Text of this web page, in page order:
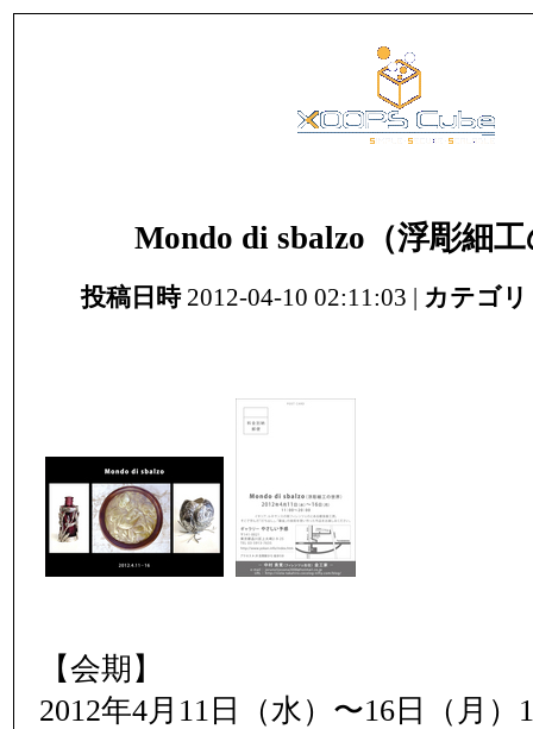
Mondo di sbalzo（浮彫細
投稿日時2012-04-10 02:11:03 | カテゴリ
【会期】
2012年4月11日（水）〜16日（月）